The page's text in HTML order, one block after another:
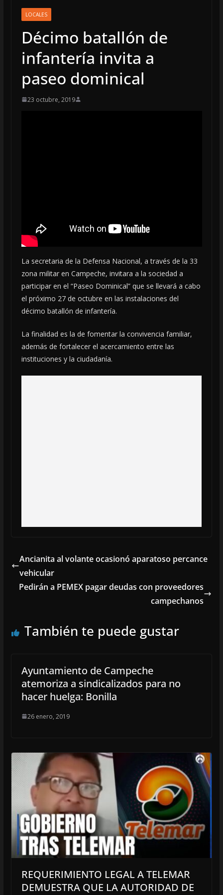
LOCALES
Décimo batallón de
infantería invita a
paseo dominical
23 octubre, 2019
La secretaria de la Defensa Nacional, a través de la 33
zona militar en Campeche, invitara a la sociedad a
participar en el “Paseo Dominical” que se llevará a cabo
el próximo 27 de octubre en las instalaciones del
décimo batallón de infantería.
La finalidad es la de fomentar la convivencia familiar,
además de fortalecer el acercamiento entre las
instituciones y la ciudadanía.
Ancianita al volante ocasionó aparatoso percance
vehicular
Pedirán a PEMEX pagar deudas con proveedores
campechanos
También te puede gustar
Ayuntamiento de Campeche
atemoriza a sindicalizados para no
hacer huelga: Bonilla
26 enero, 2019
REQUERIMIENTO LEGAL A TELEMAR
DEMUESTRA QUE LA AUTORIDAD DE